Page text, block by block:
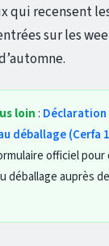
qui recensent
sur les
loin :
déballage (Cerfa
officiel pour
déballage auprès